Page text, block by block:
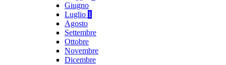
Giugno
Luglio 1
Agosto
Settembre
Ottobre
Novembre
Dicembre